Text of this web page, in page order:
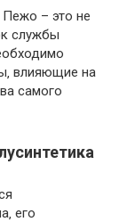
– это не
службы
влияющие на
самого
его